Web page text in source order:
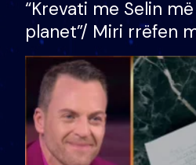
“Krevati me Selin
planet”/ Miri rrëfen
bukura në shtëpinë
mungojë zilja e